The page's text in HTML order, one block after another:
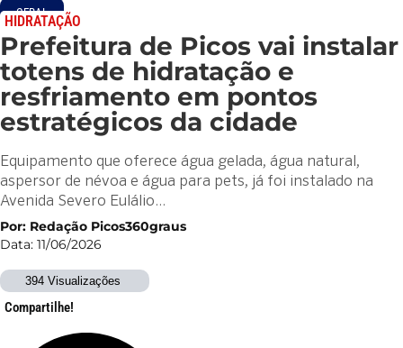
GERAL
HIDRATAÇÃO
Prefeitura de Picos vai instalar
totens de hidratação e
resfriamento em pontos
estratégicos da cidade
Equipamento que oferece água gelada, água natural,
aspersor de névoa e água para pets, já foi instalado na
Avenida Severo Eulálio…
Por: Redação Picos360graus
Data: 11/06/2026
394 Visualizações
Compartilhe!